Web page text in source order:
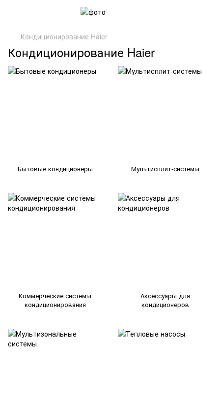
Кондиционирование Haier
Кондиционирование Haier
Бытовые кондиционеры Мультисплит-системы
Коммерческие системы
кондиционирования
Аксессуары для
кондиционеров